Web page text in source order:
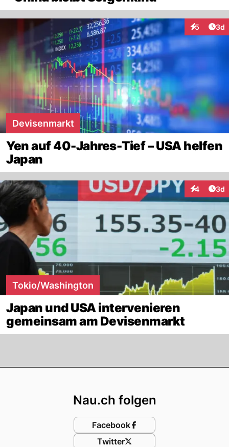
5 3d
Devisenmarkt
Yen auf 40-Jahres-Tief – USA helfen
Japan
4 3d
Tokio/Washington
Japan und USA intervenieren
gemeinsam am Devisenmarkt
Nau.ch folgen
Facebook
Twitter